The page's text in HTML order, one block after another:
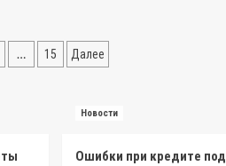
… 15 Далее
Новости
Ошибки при кредите под